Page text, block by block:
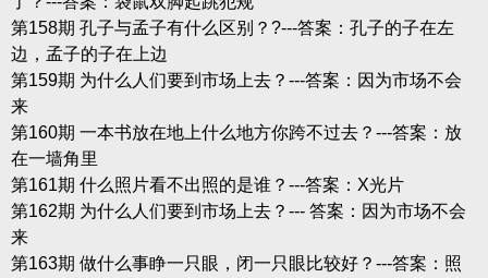
第158期 孔子与孟子有什么区别？?---答案：孔子的子在左
边，孟子的子在上边
第159期 为什么人们要到市场上去？---答案：因为市场不会
来
第160期 一本书放在地上什么地方你跨不过去？---答案：放
在一墙角里
第161期 什么照片看不出照的是谁？---答案：X光片
第162期 为什么人们要到市场上去？--- 答案：因为市场不会
来
第163期 做什么事睁一只眼，闭一只眼比较好？---答案：照